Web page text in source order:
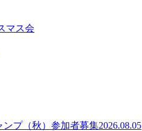
マス会
ンプ（秋）参加者募集2026.08.05